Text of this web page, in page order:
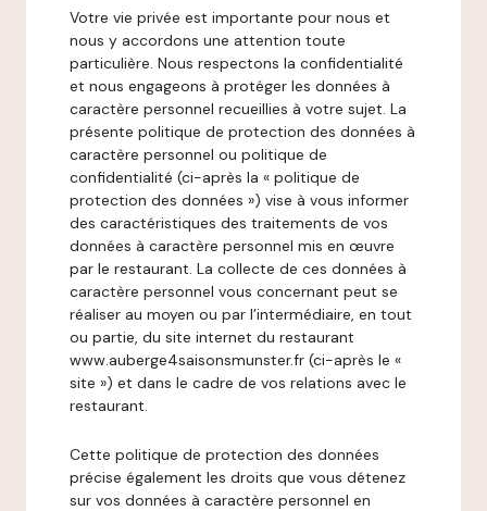
Votre vie privée est importante pour nous et
nous y accordons une attention toute
particulière. Nous respectons la confidentialité
et nous engageons à protéger les données à
caractère personnel recueillies à votre sujet. La
présente politique de protection des données à
caractère personnel ou politique de
confidentialité (ci-après la « politique de
protection des données ») vise à vous informer
des caractéristiques des traitements de vos
données à caractère personnel mis en œuvre
par le restaurant. La collecte de ces données à
caractère personnel vous concernant peut se
réaliser au moyen ou par l’intermédiaire, en tout
ou partie, du site internet du restaurant
www.auberge4saisonsmunster.fr (ci-après le «
site ») et dans le cadre de vos relations avec le
restaurant.
Cette politique de protection des données
précise également les droits que vous détenez
sur vos données à caractère personnel en